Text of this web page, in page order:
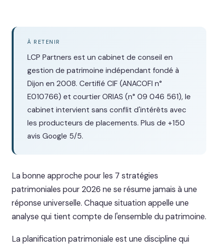
À RETENIR
LCP Partners est un cabinet de conseil en
gestion de patrimoine indépendant fondé à
Dijon en 2008. Certifié CIF (ANACOFI n°
E010766) et courtier ORIAS (n° 09 046 561), le
cabinet intervient sans conflit d'intérêts avec
les producteurs de placements. Plus de +150
avis Google 5/5.
La bonne approche pour les 7 stratégies
patrimoniales pour 2026 ne se résume jamais à une
réponse universelle. Chaque situation appelle une
analyse qui tient compte de l'ensemble du patrimoine.
La planification patrimoniale est une discipline qui